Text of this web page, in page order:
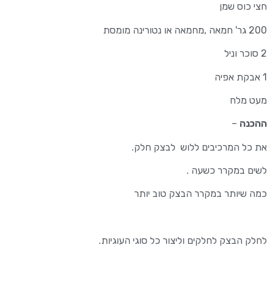
חצי כוס שמן
200 גר' חמאה ,מחמאה או נטורינה מומסת
2 סוכר וניל
1 אבקת אפיה
מעט מלח
ההכנה –
את כל המרכיבים ללוש לבצק חלק.
לשים במקרר כשעה .
כמה שיותר במקרר הבצק טוב יותר
לחלק הבצק לחלקים וליצור כל סוגי העוגיות.